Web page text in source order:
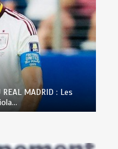
REAL MADRID : Les